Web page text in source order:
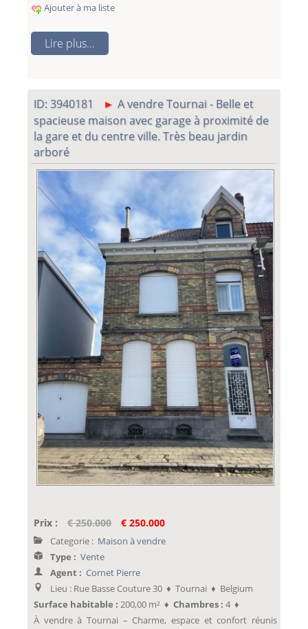
Ajouter à ma liste
Lire plus...
ID: 3940181
A vendre Tournai - Belle et
spacieuse maison avec garage à proximité de
la gare et du centre ville. Très beau jardin
arboré
Prix : € 250.000 € 250.000
Categorie : Maison à vendre
Type : Vente
Agent : Cornet Pierre
Lieu : Rue Basse Couture 30 ♦ Tournai ♦ Belgium
Surface habitable : 200,00 m² ♦ Chambres : 4 ♦
À vendre à Tournai – Charme, espace et confort réunis